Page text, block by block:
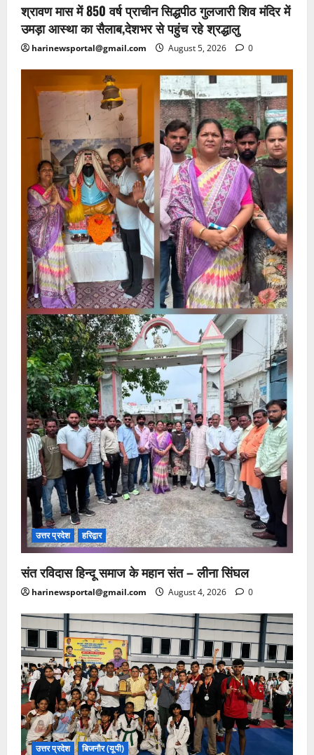
श्रावण मास में 850 वर्ष प्राचीन सिद्धपीठ गुलजारी शिव मंदिर में
उमड़ा आस्था का सैलाब,देशभर से पहुंच रहे श्रद्धालु
harinewsportal@gmail.com August 5, 2026 0
उत्तर प्रदेश हरिद्वार
संत रविदास हिन्दू समाज के महान संत – लीना सिंघल
harinewsportal@gmail.com August 4, 2026 0
उत्तर प्रदेश बिजनौर (यूपी)